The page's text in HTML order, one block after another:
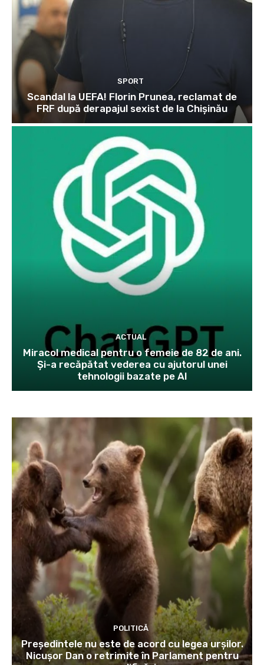
SPORT
Scandal la UEFA! Florin Prunea, reclamat de
FRF după derapajul sexist de la Chișinău
ACTUAL
Miracol medical pentru o femeie de 82 de ani.
Și-a recăpătat vederea cu ajutorul unei
tehnologii bazate pe AI
POLITICĂ
Președintele nu este de acord cu legea urșilor.
Nicușor Dan o retrimite în Parlament pentru